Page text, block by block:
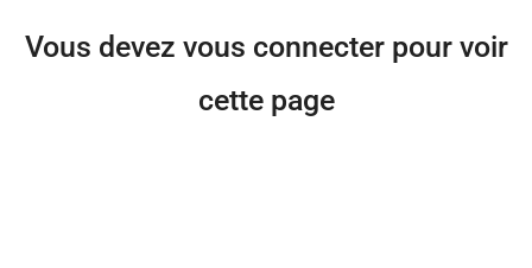
Vous devez vous connecter pour voir
cette page